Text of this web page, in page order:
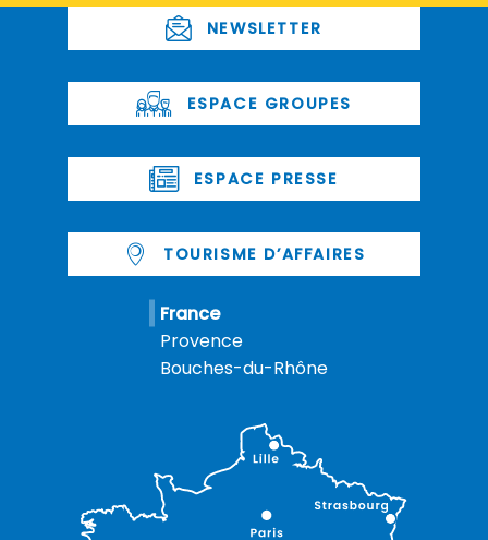
NEWSLETTER
ESPACE GROUPES
ESPACE PRESSE
TOURISME D’AFFAIRES
France
Provence
Bouches-du-Rhône